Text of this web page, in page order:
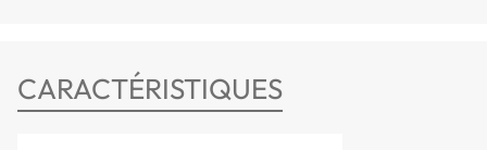
CARACTÉRISTIQUES